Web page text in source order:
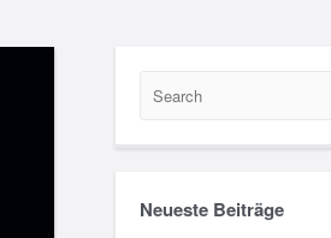
Neueste Beiträge